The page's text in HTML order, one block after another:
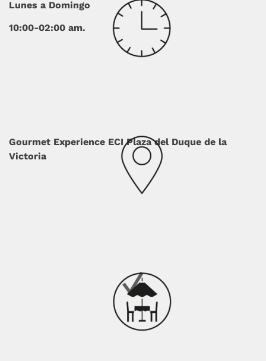
Lunes a Domingo
10:00-02:00 am.
Gourmet Experience ECI Plaza del Duque de la
Victoria